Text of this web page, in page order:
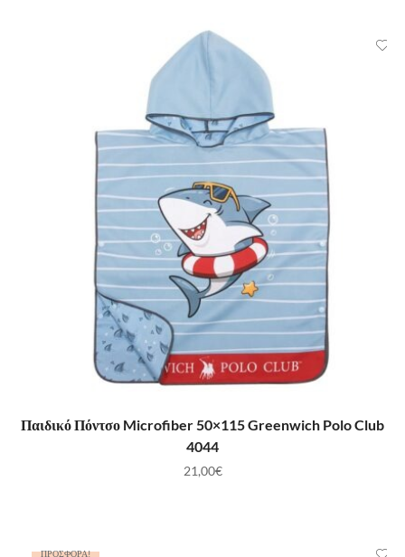
ΠΡΟΣΘΉΚΗ ΣΤΟ ΚΑΛΆΘΙ
Παιδικό Πόντσο Microfiber 50×115 Greenwich Polo Club
4044
21,00€
ΠΡΟΣΦΟΡΆ!